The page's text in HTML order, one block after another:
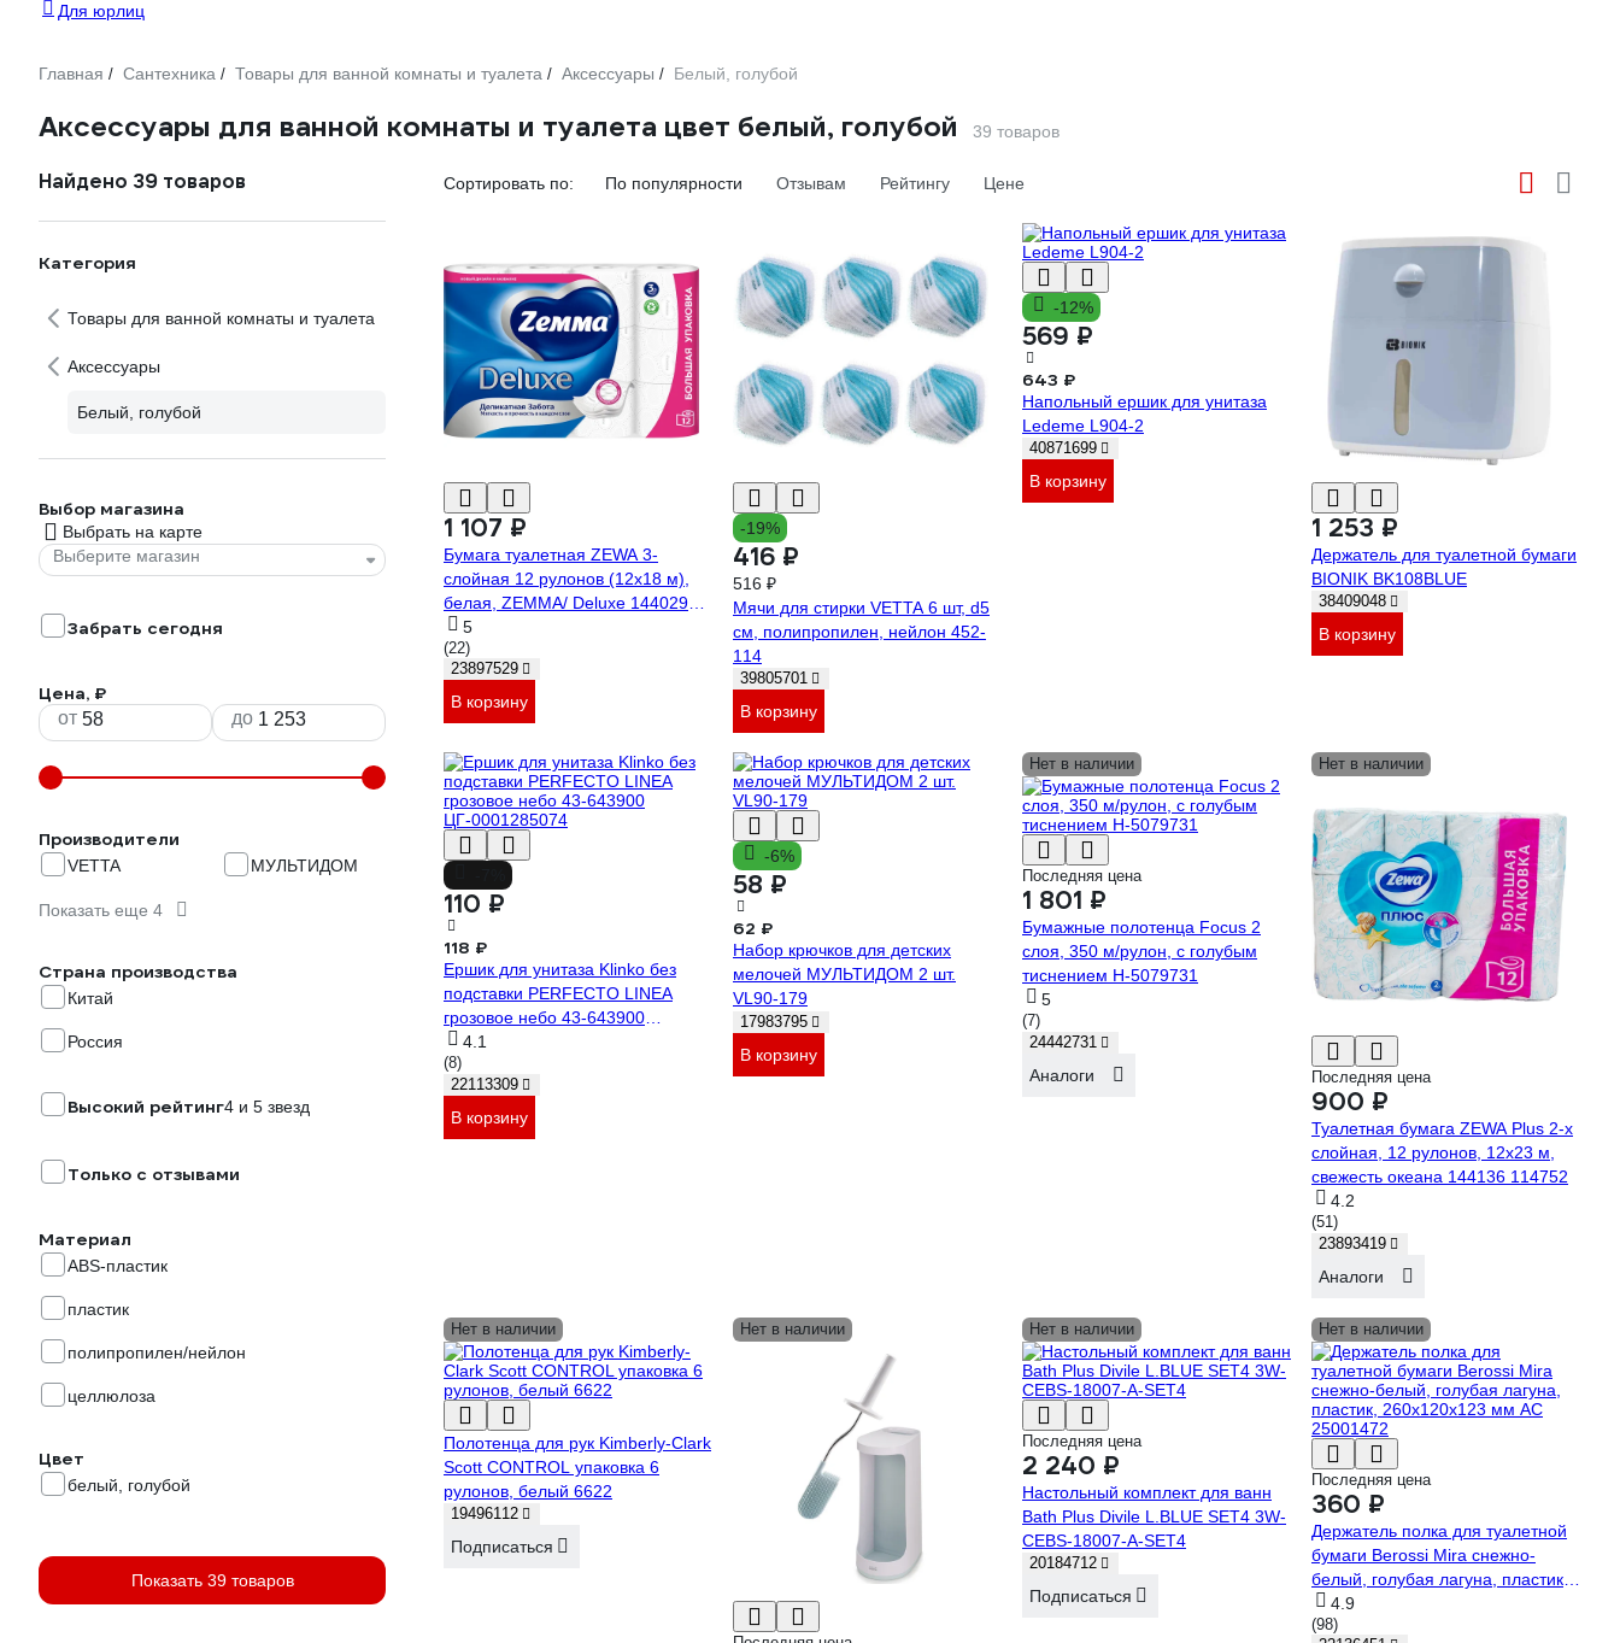
Для юрлиц
Главная / Сантехника / Товары для ванной комнаты и туалета / Аксессуары / Белый, голубой
Аксессуары для ванной комнаты и туалета цвет белый, голубой 39 товаров
Найдено 39 товаров
Категория
Товары для ванной комнаты и туалета
Аксессуары
Белый, голубой
Выбор магазина
Выбрать на карте
Выберите магазин
Забрать сегодня
Цена, ₽
от до
Производители
VETTA МУЛЬТИДОМ
Показать еще 4
Страна производства
Китай
Россия
Высокий рейтинг4 и 5 звезд
Только с отзывами
Материал
ABS-пластик
пластик
полипропилен/нейлон
целлюлоза
Цвет
белый, голубой
Показать 39 товаров
Сортировать по: По популярности Отзывам Рейтингу Цене
1 107 ₽
Бумага туалетная ZEWA 3-
слойная 12 рулонов (12х18 м),
белая, ZEMMA/ Deluxe 1440291
113844
5
(22)
23897529
В корзину
-19%
416 ₽
516 ₽
Мячи для стирки VETTA 6 шт, d5
см, полипропилен, нейлон 452-
114
39805701
В корзину
-12%
569 ₽
643 ₽
Напольный ершик для унитаза
Ledeme L904-2
40871699
В корзину
1 253 ₽
Держатель для туалетной бумаги
BIONIK BK108BLUE
38409048
В корзину
110 ₽
118 ₽
Ершик для унитаза Klinko без
подставки PERFECTO LINEA
грозовое небо 43-643900
ЦГ-0001285074
4.1
(8)
22113309
В корзину
-6%
58 ₽
62 ₽
Набор крючков для детских
мелочей МУЛЬТИДОМ 2 шт.
VL90-179
17983795
В корзину
Нет в наличии
Последняя цена
1 801 ₽
Бумажные полотенца Focus 2
слоя, 350 м/рулон, с голубым
тиснением H-5079731
5
(7)
24442731
Аналоги
Нет в наличии
Последняя цена
900 ₽
Туалетная бумага ZEWA Plus 2-х
слойная, 12 рулонов, 12x23 м,
свежесть океана 144136 114752
4.2
(51)
23893419
Аналоги
Нет в наличии
Полотенца для рук Kimberly-Clark
Scott CONTROL упаковка 6
рулонов, белый 6622
19496112
Подписаться
Нет в наличии Нет в наличии
Последняя цена
2 240 ₽
Настольный комплект для ванн
Bath Plus Divile L.BLUE SET4 3W-
CEBS-18007-A-SET4
20184712
Подписаться
Нет в наличии
Последняя цена
360 ₽
Держатель полка для туалетной
бумаги Berossi Mira снежно-
белый, голубая лагуна, пластик,
260x120x123 мм АС 25001472
4.9
(98)